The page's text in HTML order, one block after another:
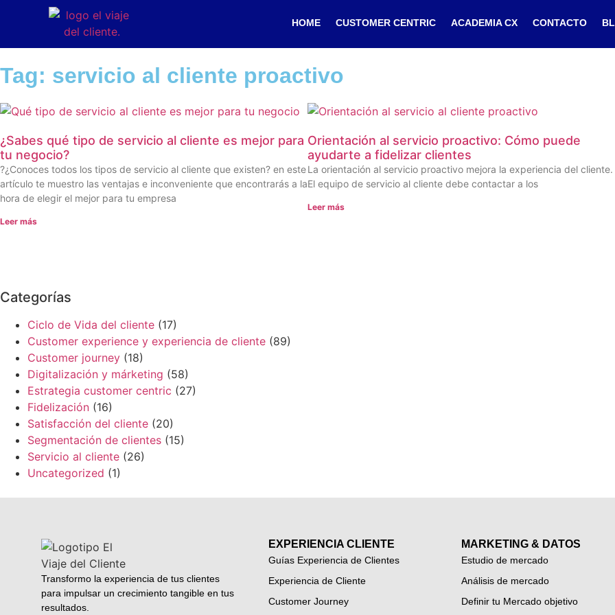
HOME CUSTOMER CENTRIC ACADEMIA CX CONTACTO
Tag: servicio al cliente proactivo
¿Sabes qué tipo de servicio al cliente es mejor para
tu negocio?
?¿Conoces todos los tipos de servicio al cliente que existen? en este
artículo te muestro las ventajas e inconveniente que encontrarás a la
hora de elegir el mejor para tu empresa
Leer más
Orientación al servicio proactivo: Cómo puede
ayudarte a fidelizar clientes
La orientación al servicio proactivo mejora la experiencia del cliente.
El equipo de servicio al cliente debe contactar a los
Leer más
Categorías
Ciclo de Vida del cliente (17)
Customer experience y experiencia de cliente (89)
Customer journey (18)
Digitalización y márketing (58)
Estrategia customer centric (27)
Fidelización (16)
Satisfacción del cliente (20)
Segmentación de clientes (15)
Servicio al cliente (26)
Uncategorized (1)
Transformo la experiencia de tus clientes
para impulsar un crecimiento tangible en tus
resultados.
EXPERIENCIA CLIENTE
Guías Experiencia de Clientes
Experiencia de Cliente
Customer Journey
MARKETING & DATOS
Estudio de mercado
Análisis de mercado
Definir tu Mercado objetivo